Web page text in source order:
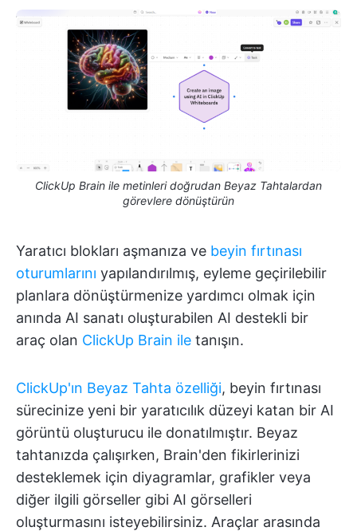
ClickUp Brain ile metinleri doğrudan Beyaz Tahtalardan
görevlere dönüştürün
Yaratıcı blokları aşmanıza ve beyin fırtınası
oturumlarını yapılandırılmış, eyleme geçirilebilir
planlara dönüştürmenize yardımcı olmak için
anında AI sanatı oluşturabilen AI destekli bir
araç olan ClickUp Brain ile tanışın.
ClickUp'ın Beyaz Tahta özelliği, beyin fırtınası
sürecinize yeni bir yaratıcılık düzeyi katan bir AI
görüntü oluşturucu ile donatılmıştır. Beyaz
tahtanızda çalışırken, Brain'den fikirlerinizi
desteklemek için diyagramlar, grafikler veya
diğer ilgili görseller gibi AI görselleri
oluşturmasını isteyebilirsiniz. Araçlar arasında